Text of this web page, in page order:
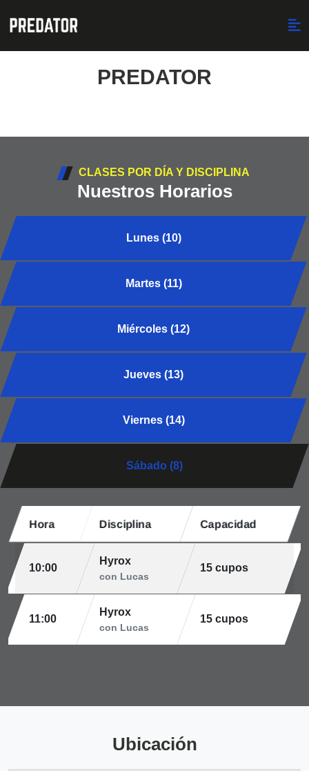
PREDATOR
CLASES POR DÍA Y DISCIPLINA
Nuestros Horarios
Lunes (10)
Martes (11)
Miércoles (12)
Jueves (13)
Viernes (14)
Sábado (8)
Hora Disciplina Capacidad
10:00
Hyrox
con Lucas
15 cupos
11:00
Hyrox
con Lucas
15 cupos
Ubicación